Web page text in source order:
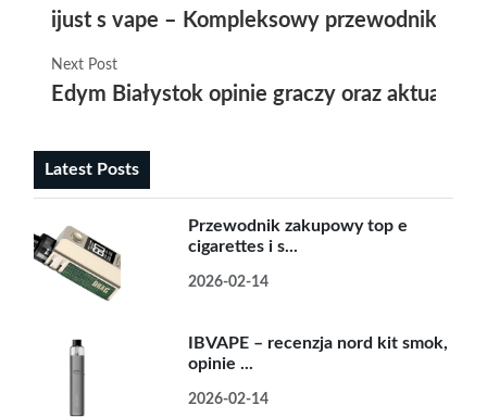
ijust s vape – Kompleksowy przewodnik po
Next Post
Edym Białystok opinie graczy oraz aktualna
Latest Posts
Przewodnik zakupowy top e
cigarettes i s...
2026-02-14
IBVAPE – recenzja nord kit smok,
opinie ...
2026-02-14